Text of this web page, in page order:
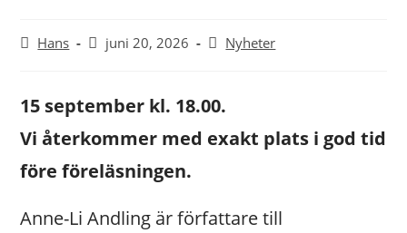
Hans juni 20, 2026 Nyheter
15 september kl. 18.00.
Vi återkommer med exakt plats i god tid
före föreläsningen.
Anne-Li Andling är författare till